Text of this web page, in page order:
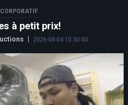
CORPORATIF
à petit prix!
| 2026-08-04 10:30:00